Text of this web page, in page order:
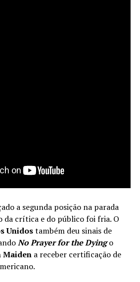
a segunda posição na parada
da crítica e do público foi fria. O
Unidostambém deu sinais de
No Prayer for the Dyingo
Maidena receber certificação de